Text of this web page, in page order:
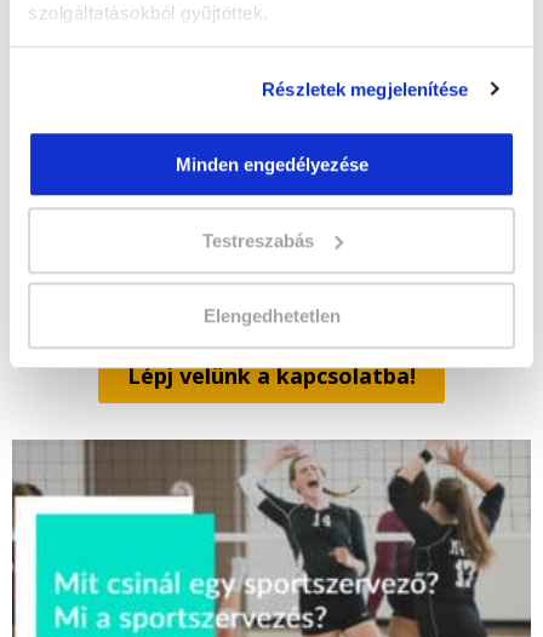
szolgáltatásokból gyűjtöttek.
Részletek megjelenítése
Minden engedélyezése
Testreszabás
Elengedhetetlen
Hallottál valamilyen
tanfolyamokat érintő
változtatást, de
mégsem találod itt
blogbejegyzésként?
Lépj velünk a kapcsolatba!